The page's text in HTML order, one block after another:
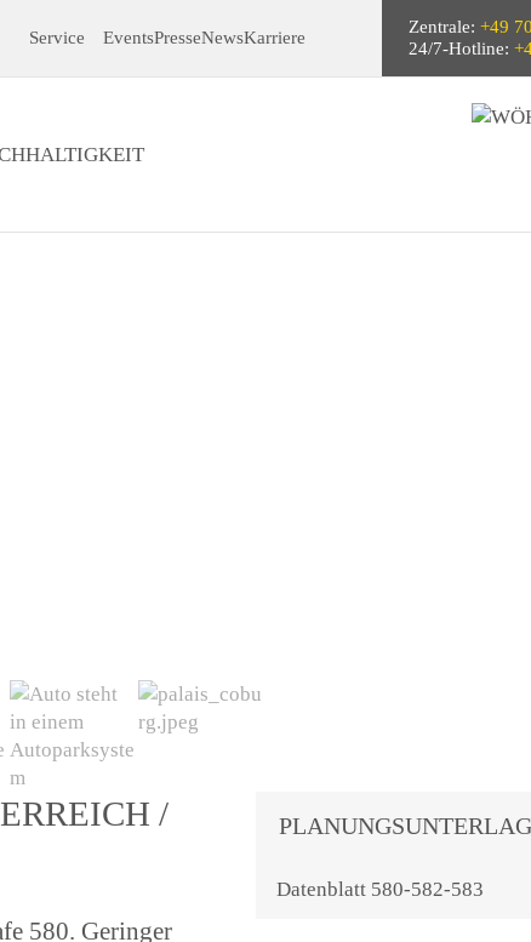
Service EventsPresseNewsKarriere
Zentrale: +49
24/7-Hotline:
/
580. Geringer
Datenblatt 580-582-583